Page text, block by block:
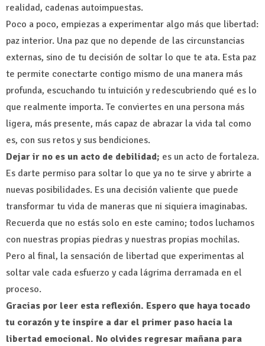
realidad, cadenas autoimpuestas.
Poco a poco, empiezas a experimentar algo más que libertad:
paz interior. Una paz que no depende de las circunstancias
externas, sino de tu decisión de soltar lo que te ata. Esta paz
te permite conectarte contigo mismo de una manera más
profunda, escuchando tu intuición y redescubriendo qué es lo
que realmente importa. Te conviertes en una persona más
ligera, más presente, más capaz de abrazar la vida tal como
es, con sus retos y sus bendiciones.
Dejar ir no es un acto de debilidad; es un acto de fortaleza.
Es darte permiso para soltar lo que ya no te sirve y abrirte a
nuevas posibilidades. Es una decisión valiente que puede
transformar tu vida de maneras que ni siquiera imaginabas.
Recuerda que no estás solo en este camino; todos luchamos
con nuestras propias piedras y nuestras propias mochilas.
Pero al final, la sensación de libertad que experimentas al
soltar vale cada esfuerzo y cada lágrima derramada en el
proceso.
Gracias por leer esta reflexión. Espero que haya tocado
tu corazón y te inspire a dar el primer paso hacia la
libertad emocional. No olvides regresar mañana para